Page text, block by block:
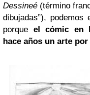
Dessineé (término
dibujadas”),
porque el cómic en
hace años un arte